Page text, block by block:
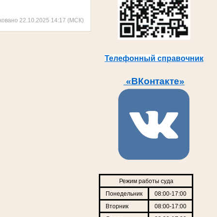
Телефонный справочник
«ВКонтакте»
Режим работы суда
Понедельник
08:00-17:00
Вторник
08:00-17:00
22.10.2025 14:17 (МСК)